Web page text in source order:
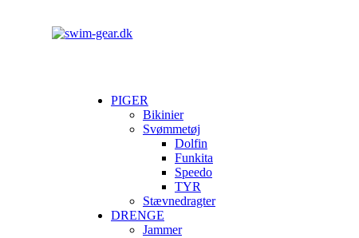
PIGER
Bikinier
Svømmetøj
Dolfin
Funkita
Speedo
TYR
Stævnedragter
DRENGE
Jammer